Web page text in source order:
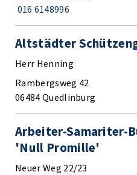
016 6148996
Altstädter
Herr Henning
Rambergsweg 42
06484 Quedlinburg
Arbeiter-Samariter-
'Null Promille'
Neuer Weg 22/23